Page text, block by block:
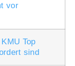
vor
Top
sind